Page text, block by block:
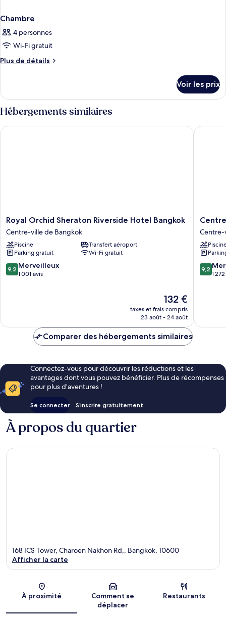
Chambre
4 personnes
Wi-Fi gratuit
Plus de détails
Plus
le
type
de
Chambre
Voir les prix
Hébergements similaires
Royal
Orchid
Sheraton
Riverside
Hotel
Bangkok
Centre-
Royal Orchid Sheraton Riverside Hotel Bangkok
Centre-ville de Bangkok
Piscine
Transfert aéroport
Parking gratuit
Wi-Fi gratuit
9.2
sur
9,2 Merveilleux
1 001 avis
Le
nouveau
prix
de
132 €
taxes et frais compris
23 août - 24 août
Royal Orchid Sheraton Riverside Hotel Bangkok
Centre
Point
Plus
Hotel
Silom
Centre-
ville
Centre-
9.2
sur
9,2
1
Centre
Comparer des hébergements similaires
Connectez-vous pour découvrir les réductions et les
avantages dont vous pouvez bénéficier. Plus de récompenses
pour plus d’aventures !
Se connecter S’inscrire gratuitement
À propos du quartier
Carte
168 ICS Tower, Charoen Nakhon Rd,, Bangkok, 10600
Afficher la carte
À proximité
Comment se
déplacer
Restaurants